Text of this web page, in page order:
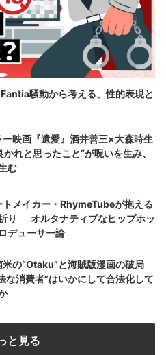
騒動から考える、性的表現と
ー映画『遺愛』酒井善三×大森時生
かれと思ったこと“が呪いを生み、
む
トメイカー・RhymeTubeが抱える
り──オルタナティブなヒップホッ
デューサー論
米の“Otaku”と海賊版漫画の破局
な消費者”はいかにして合法化して
と見る